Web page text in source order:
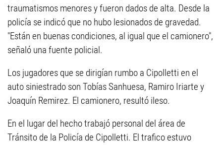
traumatismos menores y fueron dados de alta. Desde la
policía se indicó que no hubo lesionados de gravedad.
"Están en buenas condiciones, al igual que el camionero",
señaló una fuente policial.
Los jugadores que se dirigían rumbo a Cipolletti en el
auto siniestrado son Tobías Sanhuesa, Ramiro Iriarte y
Joaquín Remirez. El camionero, resultó ileso.
En el lugar del hecho trabajó personal del área de
Tránsito de la Policía de Cipolletti. El trafico estuvo